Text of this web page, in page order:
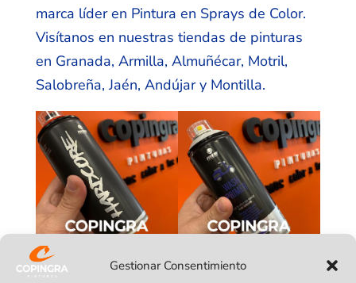
Gestionar Consentimiento
marca líder en Pintura en Sprays de Color.
Visítanos en nuestras tiendas de pinturas
en Granada, Armilla, Almuñécar, Motril,
Salobreña, Jaén, Andújar y Montilla.